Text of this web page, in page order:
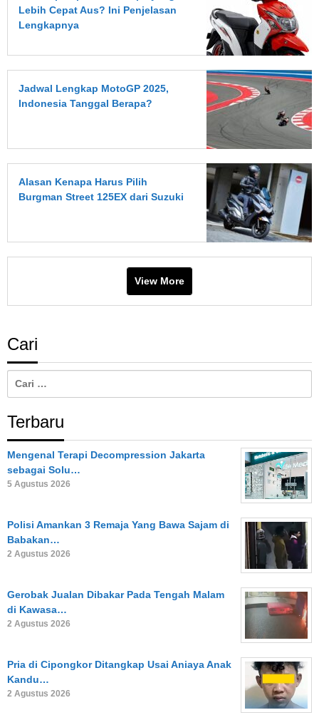
Lebih Cepat Aus? Ini Penjelasan
Lengkapnya
Jadwal Lengkap MotoGP 2025,
Indonesia Tanggal Berapa?
Alasan Kenapa Harus Pilih
Burgman Street 125EX dari Suzuki
View More
Cari
untuk:
Terbaru
Mengenal Terapi Decompression Jakarta
sebagai Solu…
5 Agustus 2026
Polisi Amankan 3 Remaja Yang Bawa Sajam di
Babakan…
2 Agustus 2026
Gerobak Jualan Dibakar Pada Tengah Malam
di Kawasa…
2 Agustus 2026
Pria di Cipongkor Ditangkap Usai Aniaya Anak
Kandu…
2 Agustus 2026